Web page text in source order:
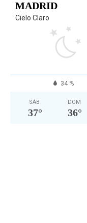
MADRID
Cielo Claro
34 %
SÁB
37°
DOM
36°